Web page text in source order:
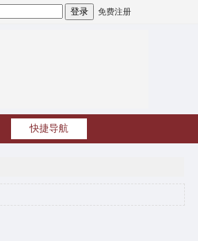
免费注册
快捷导航